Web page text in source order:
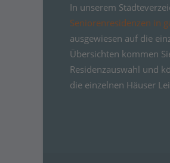
In unserem
Seniorenresidenzen in
ausgewiesen auf die
Übersichten kommen
Residenzauswahl und
die einzelnen Häuser